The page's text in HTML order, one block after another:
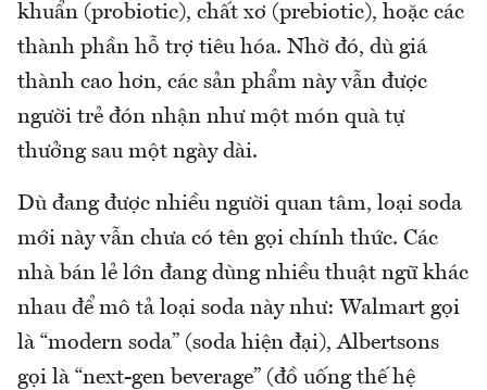
khuẩn (probiotic), chất xơ (prebiotic), hoặc các
thành phần hỗ trợ tiêu hóa. Nhờ đó, dù giá
thành cao hơn, các sản phẩm này vẫn được
người trẻ đón nhận như một món quà tự
thưởng sau một ngày dài.
Dù đang được nhiều người quan tâm, loại soda
mới này vẫn chưa có tên gọi chính thức. Các
nhà bán lẻ lớn đang dùng nhiều thuật ngữ khác
nhau để mô tả loại soda này như: Walmart gọi
là “modern soda” (soda hiện đại), Albertsons
gọi là “next-gen beverage” (đồ uống thế hệ